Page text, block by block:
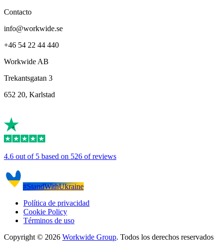
Contacto
info@workwide.se
+46 54 22 44 440
Workwide AB
Trekantsgatan 3
652 20, Karlstad
4.6 out of 5 based on 526 of reviews
#StandWithUkraine
Política de privacidad
Cookie Policy
Términos de uso
Copyright © 2026 Workwide Group. Todos los derechos reservados